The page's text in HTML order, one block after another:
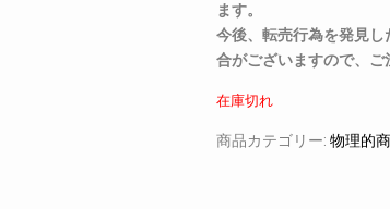
ます。
今後、転売行為を発見
合がございますので、ご
在庫切れ
商品カテゴリー: 物理的